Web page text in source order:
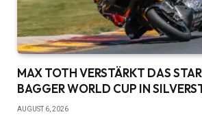
MAX TOTH VERSTÄRKT DAS
BAGGER WORLD CUP IN
AUGUST 6, 2026